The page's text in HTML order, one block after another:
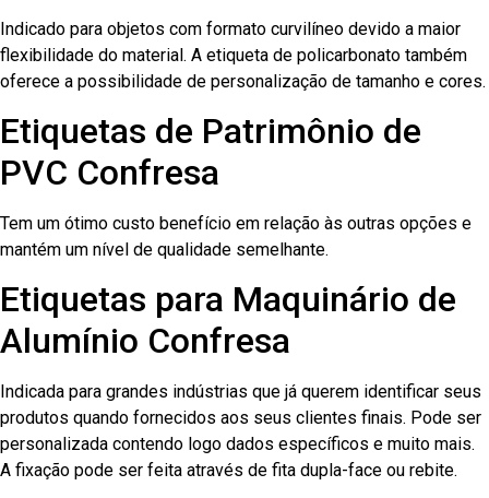
Indicado para objetos com formato curvilíneo devido a maior
flexibilidade do material. A etiqueta de policarbonato também
oferece a possibilidade de personalização de tamanho e cores.
Etiquetas de Patrimônio de
PVC Confresa
Tem um ótimo custo benefício em relação às outras opções e
mantém um nível de qualidade semelhante.
Etiquetas para Maquinário de
Alumínio Confresa
Indicada para grandes indústrias que já querem identificar seus
produtos quando fornecidos aos seus clientes finais. Pode ser
personalizada contendo logo dados específicos e muito mais.
A fixação pode ser feita através de fita dupla-face ou rebite.